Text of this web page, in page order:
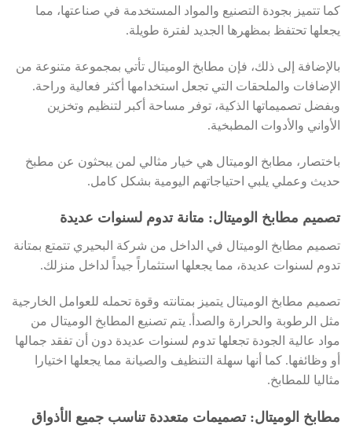
كما تتميز بجودة التصنيع والمواد المستخدمة في صناعتها، مما
يجعلها تحتفظ بمظهرها الجديد لفترة طويلة.
بالإضافة إلى ذلك، فإن مطابخ الوميتال تأتي بمجموعة متنوعة من
الإضافات والملحقات التي تجعل استخدامها أكثر فعالية وراحة.
وبفضل تصميماتها الذكية، توفر مساحة أكبر لتنظيم وتخزين
الأواني والأدوات المطبخية.
باختصار، مطابخ الوميتال هي خيار مثالي لمن يبحثون عن مطبخ
حديث وعملي يلبي احتياجاتهم اليومية بشكل كامل.
تصميم مطابخ الوميتال: متانة تدوم لسنوات عديدة
تصميم مطابخ الوميتال في الداخل من شركة البحيري تتمتع بمتانة
تدوم لسنوات عديدة، مما يجعلها استثماراً جيداً لداخل منزلك.
تصميم مطابخ الوميتال يتميز بمتانته وقوة تحمله للعوامل الخارجية
مثل الرطوبة والحرارة والصدأ. يتم تصنيع المطابخ الوميتال من
مواد عالية الجودة تجعلها تدوم لسنوات عديدة دون أن تفقد جمالها
أو وظائفها. كما أنها سهلة التنظيف والصيانة مما يجعلها اختيارا
مثاليا للمطابخ.
مطابخ الوميتال: تصميمات متعددة تناسب جميع الأذواق